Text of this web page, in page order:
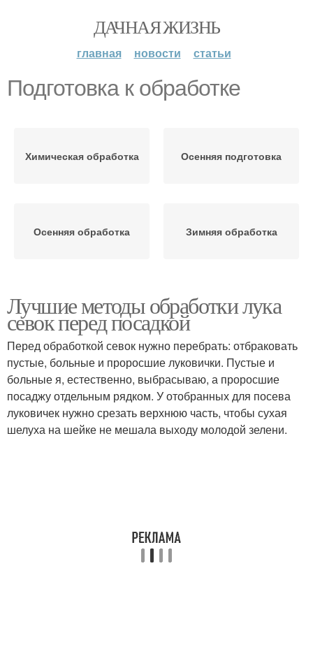
ДАЧНАЯ ЖИЗНЬ
главная новости статьи
Подготовка к обработке
Химическая обработка Осенняя подготовка
Осенняя обработка Зимняя обработка
Лучшие методы обработки лука
севок перед посадкой
Перед обработкой севок нужно перебрать: отбраковать
пустые, больные и проросшие луковички. Пустые и
больные я, естественно, выбрасываю, а проросшие
посаджу отдельным рядком. У отобранных для посева
луковичек нужно срезать верхнюю часть, чтобы сухая
шелуха на шейке не мешала выходу молодой зелени.